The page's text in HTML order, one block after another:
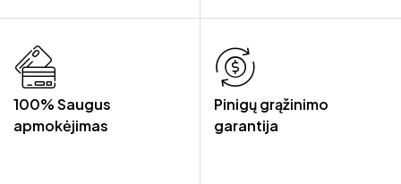
100% Saugus
apmokėjimas
Pinigų grąžinimo
garantija